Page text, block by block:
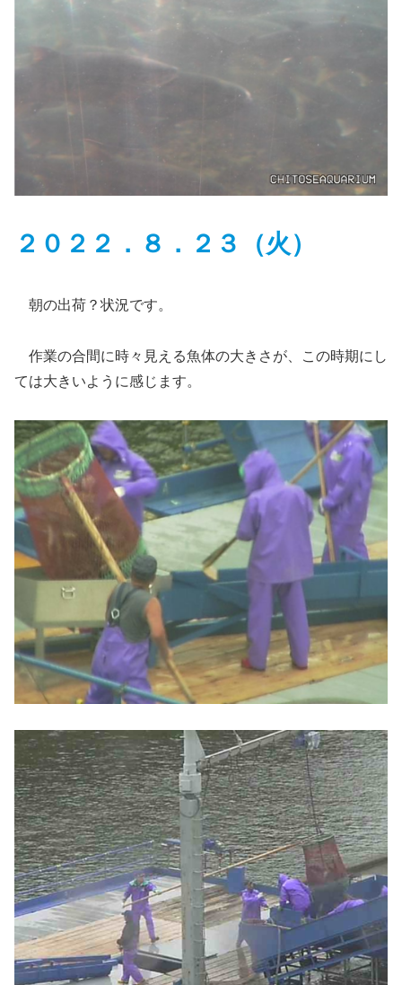
２０２２．８．２３ （火）
朝の出荷？状況です。
作業の合間に時々見える魚体の大きさが、この時期にし
ては大きいように感じます。